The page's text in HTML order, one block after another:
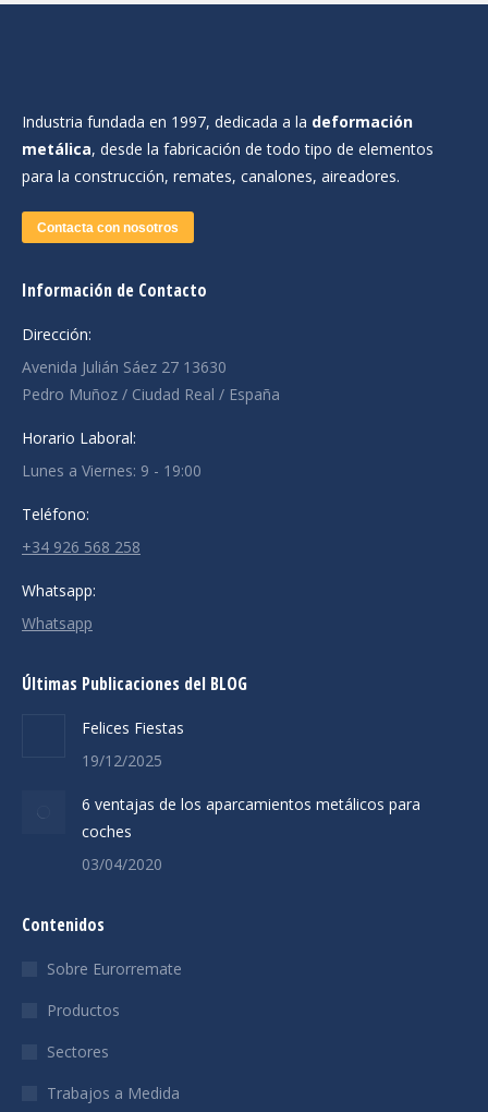
Industria fundada en 1997, dedicada a la deformación
metálica, desde la fabricación de todo tipo de elementos
para la construcción, remates, canalones, aireadores.
Contacta con nosotros
Información de Contacto
Dirección:
Avenida Julián Sáez 27 13630
Pedro Muñoz / Ciudad Real / España
Horario Laboral:
Lunes a Viernes: 9 - 19:00
Teléfono:
+34 926 568 258
Whatsapp:
Whatsapp
Últimas Publicaciones del BLOG
Felices Fiestas
19/12/2025
6 ventajas de los aparcamientos metálicos para
coches
03/04/2020
Contenidos
Sobre Eurorremate
Productos
Sectores
Trabajos a Medida